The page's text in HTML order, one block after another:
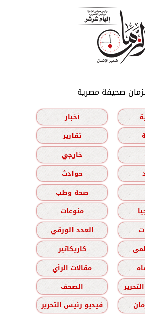
صحيفة مصرية
أخبار
تقارير
خارجي
حوادث
صحة وطب
منوعات
العدد الورقي
كاريكاتير
مقالات الرأي
الصحف
فيديو رئيس التحرير